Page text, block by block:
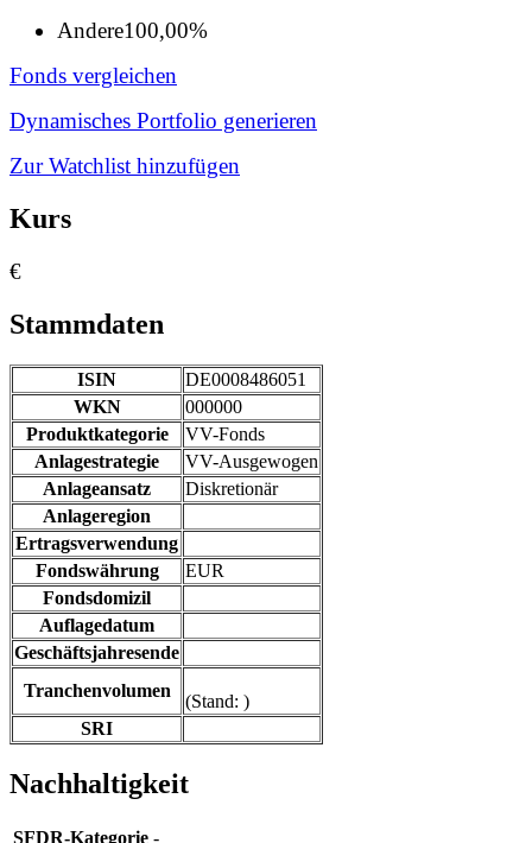
Andere100,00%
Fonds vergleichen
Dynamisches Portfolio generieren
Zur Watchlist hinzufügen
Kurs
€
Stammdaten
ISIN
DE0008486051
WKN
000000
Produktkategorie
VV-Fonds
Anlagestrategie
VV-Ausgewogen
Anlageansatz
Diskretionär
Anlageregion
Ertragsverwendung
Fondswährung
EUR
Fondsdomizil
Auflagedatum
Geschäftsjahresende
Tranchenvolumen
(Stand: )
SRI
Nachhaltigkeit
SFDR-Kategorie -